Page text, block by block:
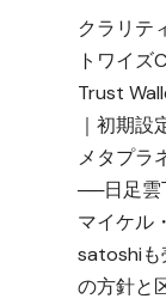
クラリテ
トワイズ
Trust
｜初期
メタプラ
──日足雲
マイケル
satoshiも
の方針と